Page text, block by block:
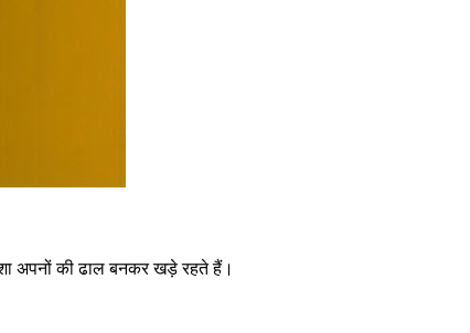
अपनों की ढाल बनकर खड़े रहते हैं।